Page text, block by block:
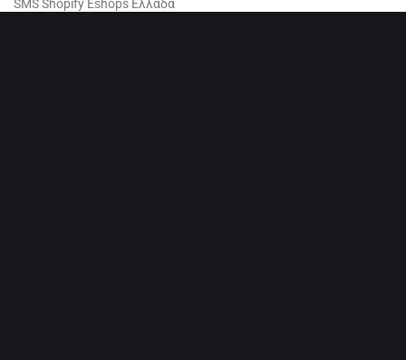
SMS Shopify Eshops Ελλάδα